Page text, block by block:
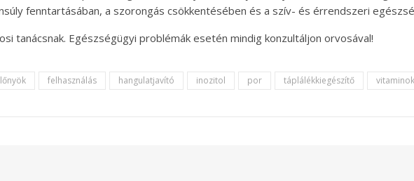
fenntartásában, a szorongás csökkentésében és a szív- és érrendszeri
tanácsnak. Egészségügyi problémák esetén mindig konzultáljon orvosával!
felhasználás hangulatjavító inozitol por táplálékkiegészítő vitaminok